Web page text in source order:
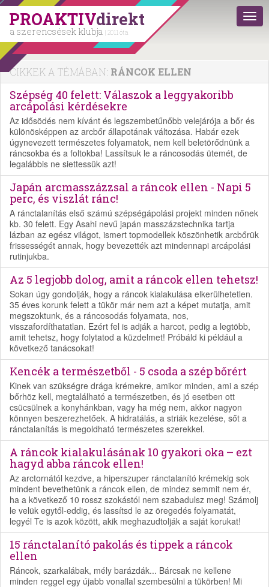
PROAKTIVdirekt
a szerencsések klubja | 2011 óta
CIKKEK A TÉMÁBAN: RÁNCOK ELLEN
Szépség 40 felett: Válaszok a leggyakoribb
arcápolási kérdésekre
Az idősödés nem kívánt és legszembetűnőbb velejárója a bőr és
különösképpen az arcbőr állapotának változása. Habár ezek
úgynevezett természetes folyamatok, nem kell beletörődnünk a
ráncsokba és a foltokba! Lassítsuk le a ráncosodás ütemét, de
legalábbis ne siettessük azt!
Japán arcmasszázzsal a ráncok ellen - Napi 5
perc, és viszlát ránc!
A ránctalanítás első számú szépségápolási projekt minden nőnek
kb. 30 felett. Egy Asahi nevű japán masszázstechnika tartja
lázban az egész világot, ismert topmodellek köszönhetik arcbőrük
frissességét annak, hogy bevezették azt mindennapi arcápolási
rutinjukba.
Az 5 legjobb dolog, amit a ráncok ellen tehetsz!
Sokan úgy gondolják, hogy a ráncok kialakulása elkerülhetetlen.
35 éves korunk felett a tükör már nem azt a képet mutatja, amit
megszoktunk, és a ráncosodás folyamata, nos,
visszafordíthatatlan. Ezért fel is adják a harcot, pedig a legtöbb,
amit tehetsz, hogy folytatod a küzdelmet! Próbáld ki például a
következő tanácsokat!
Kencék a természetből - 5 csoda a szép bőrért
Kinek van szükségre drága krémekre, amikor minden, ami a szép
bőrhöz kell, megtalálható a természetben, és jó esetben ott
csücsülnek a konyhánkban, vagy ha még nem, akkor nagyon
könnyen beszerezhetőek. A hidratálás, a striák kezelése, sőt a
ránctalanítás is megoldható természetes szerekkel.
A ráncok kialakulásának 10 gyakori oka – ezt
hagyd abba ráncok ellen!
Az arctornától kezdve, a hiperszuper ránctalanító krémekig sok
mindent bevethetünk a ráncok ellen, de mindez semmit nem ér,
ha a következő 10 rossz szokástól nem szabadulsz meg! Számolj
le velük egytől-eddig, és lassítsd le az öregedés folyamatát,
legyél Te is azok között, akik meghazudtolják a saját korukat!
15 ránctalanító pakolás és tippek a ráncok
ellen
Ráncok, szarkalábak, mély barázdák... Bárcsak ne kellene
minden reggel egy újabb vonallal szembesülni a tükörben! Mi